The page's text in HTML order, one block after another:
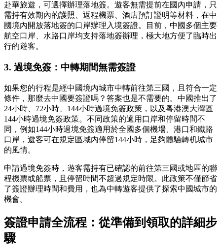
赴華旅遊，可選擇辦理落地簽。遊客無需提前在國內申請，只
需持有效期內的護照、返程機票、酒店預訂證明等材料，在中
國境內開放落地簽的口岸辦理入境簽證。目前，中國多個主要
航空口岸、水路口岸均支持落地簽辦理，極大地方便了臨時出
行的遊客。
3. 過境免簽：中轉期間無需簽證
如果您的行程是經中國境內城市中轉前往第三國，且符合一定
條件，那麼去中國要簽證嗎？答案也是不需要的。中國推出了
24小時、72小時、144小時過境免簽政策，以及粵港澳大灣區
144小時過境免簽政策。不同政策的適用口岸和停留時間不
同，例如144小時過境免簽適用於全國多個機場、港口和鐵路
口岸，遊客可在規定區域內停留144小時，足夠體驗轉机城市
的風情。
申請過境免簽時，遊客需持有已確認的前往第三國或地區的聯
程機票或船票，且停留時間不超過規定時限。此政策不僅節省
了簽證辦理時間和費用，也為中轉遊客提供了探索中國城市的
機會。
簽證申請全流程：從準備到領取的詳細步
驟